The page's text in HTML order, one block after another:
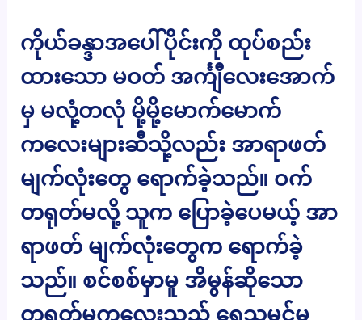
ကိုယ်ခန္ဒာအပေါ်ပိုင်းကို ထုပ်စည်း
ထားသော မဝတ် အင်္ကျီလေးအောက်
မှ မလုံ့တလုံ မို့မို့မောက်မောက်
ကလေးများဆီသို့လည်း အာရာဖတ်
မျက်လုံးတွေ ရောက်ခဲ့သည်။ ဝက်
တရုတ်မလို့ သူက ပြောခဲ့ပေမယ့် အာ
ရာဖတ် မျက်လုံးတွေက ရောက်ခဲ့
သည်။ စင်စစ်မှာမူ အိမွန်ဆိုသော
တရုတ်မကလေးသည် ရွှေသမင်မ